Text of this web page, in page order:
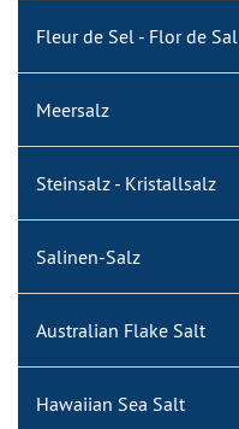
Fleur de Sel - Flor de Sal
Meersalz
Steinsalz - Kristallsalz
Salinen-Salz
Australian Flake Salt
Hawaiian Sea Salt